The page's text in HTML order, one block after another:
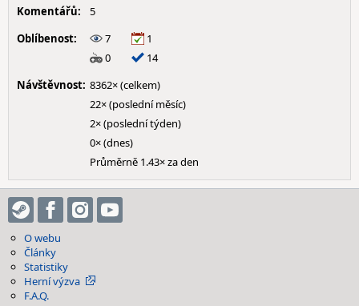
Komentářů:
5
Oblíbenost:
7
1
0
14
Návštěvnost: 8362× (celkem)
22× (poslední měsíc)
2× (poslední týden)
0× (dnes)
Průměrně 1.43× za den
O webu
Články
Statistiky
Herní výzva
F.A.Q.